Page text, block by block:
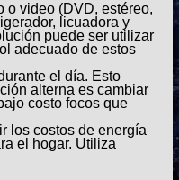
o video (DVD, estéreo,
licuadora y
puede ser utilizar
adecuado de estos
el día. Esto
alterna es cambiar
costo focos que
los costos de energía
el hogar. Utiliza